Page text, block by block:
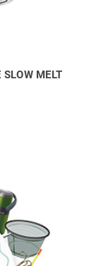
MELT